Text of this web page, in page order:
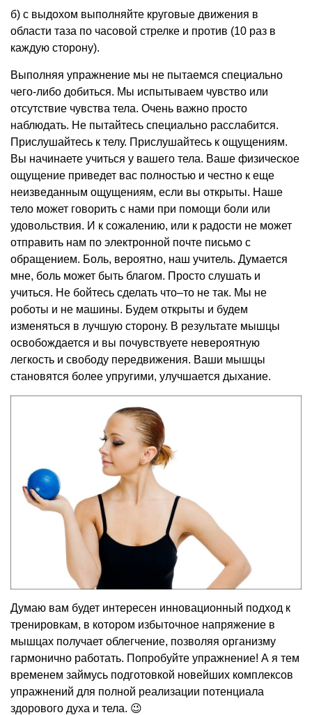
б) с выдохом выполняйте круговые движения в
области таза по часовой стрелке и против (10 раз в
каждую сторону).
Выполняя упражнение мы не пытаемся специально
чего-либо добиться. Мы испытываем чувство или
отсутствие чувства тела. Очень важно просто
наблюдать. Не пытайтесь специально расслабится.
Прислушайтесь к телу. Прислушайтесь к ощущениям.
Вы начинаете учиться у вашего тела. Ваше физическое
ощущение приведет вас полностью и честно к еще
неизведанным ощущениям, если вы открыты. Наше
тело может говорить с нами при помощи боли или
удовольствия. И к сожалению, или к радости не может
отправить нам по электронной почте письмо с
обращением. Боль, вероятно, наш учитель. Думается
мне, боль может быть благом. Просто слушать и
учиться. Не бойтесь сделать что–то не так. Мы не
роботы и не машины. Будем открыты и будем
изменяться в лучшую сторону. В результате мышцы
освобождается и вы почувствуете невероятную
легкость и свободу передвижения. Ваши мышцы
становятся более упругими, улучшается дыхание.
Думаю вам будет интересен инновационный подход к
тренировкам, в котором избыточное напряжение в
мышцах получает облегчение, позволяя организму
гармонично работать. Попробуйте упражнение! А я тем
временем займусь подготовкой новейших комплексов
упражнений для полной реализации потенциала
здорового духа и тела. 😉